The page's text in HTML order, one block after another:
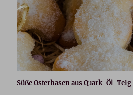
Süße Osterhasen aus Quark-Öl-Teig